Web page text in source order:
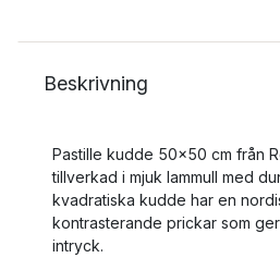
Beskrivning
Pastille kudde 50x50 cm från
tillverkad i mjuk lammull med
kvadratiska kudde har en
kontrasterande prickar som
intryck.